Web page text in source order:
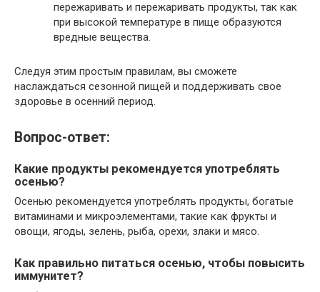
пережаривать и пережаривать продукты, так как
при высокой температуре в пище образуются
вредные вещества.
Следуя этим простым правилам, вы сможете
наслаждаться сезонной пищей и поддерживать свое
здоровье в осенний период.
Вопрос-ответ:
Какие продукты рекомендуется употреблять
осенью?
Осенью рекомендуется употреблять продукты, богатые
витаминами и микроэлементами, такие как фрукты и
овощи, ягоды, зелень, рыба, орехи, злаки и мясо.
Как правильно питаться осенью, чтобы повысить
иммунитет?